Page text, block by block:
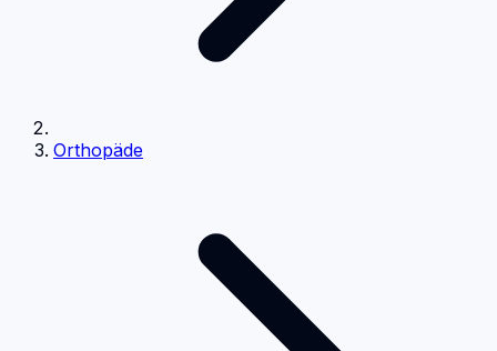
Orthopäde